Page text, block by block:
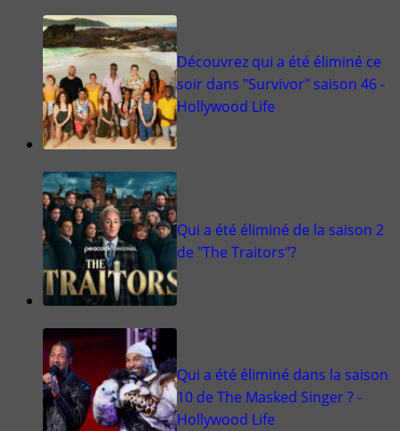
Découvrez qui a été éliminé ce
soir dans "Survivor" saison 46 -
Hollywood Life
Qui a été éliminé de la saison 2
de "The Traitors"?
Qui a été éliminé dans la saison
10 de The Masked Singer ? -
Hollywood Life